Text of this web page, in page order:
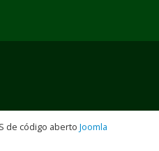
de código aberto Joomla